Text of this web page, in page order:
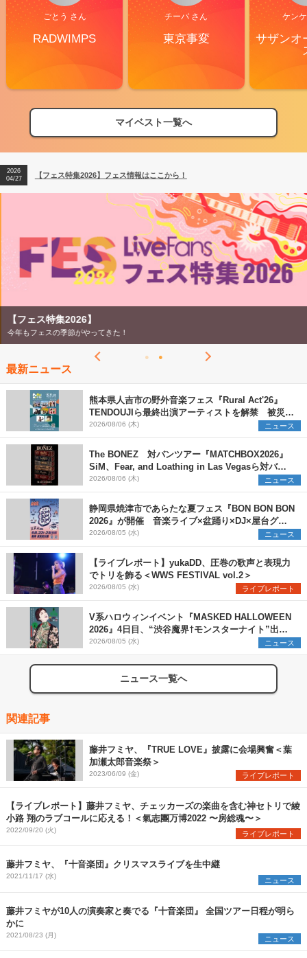
ごとう さん
RADWIMPS
チーバ さん
東京事変
ケン
サザンオ
マイベスト一覧へ
【フェス特集2026】フェス情報はここから！
【ライブ動員ランキング】2026年上半期編発表！
2026
04/27
【フェス特集2026】フェス情報はここから！
2026
【ライブ動員ランキング】2026年上半期編発表！
【フェス特集2026】
今年もフェスの季節がやってきた！
最新ニュース
熊本県人吉市の野外音楽フェス『Rural Act'26』
TENDOUJIら最終出演アーティストを解禁 被災地
支援プロジェクトの始動も発表
2026/08/06 (木) ニュース
The BONEZ 対バンツアー『MATCHBOX2026』
SiM、Fear, and Loathing in Las Vegasら対バン
アーティストを一斉解禁
2026/08/06 (木) ニュース
静岡県焼津市であらたな夏フェス『BON BON BON
2026』が開催 音楽ライブ×盆踊り×DJ×屋台グル
メ×ランタンナイトで彩る2日間
2026/08/05 (水) ニュース
【ライブレポート】yukaDD、圧巻の歌声と表現力
でトリを飾る＜WWS FESTIVAL vol.2＞
2026/08/05 (水) ライブレポート
V系ハロウィンイベント『MASKED HALLOWEEN
2026』4日目、“渋谷魔界†モンスターナイト”出演6
組を発表
2026/08/05 (水) ニュース
ニュース一覧へ
関連記事
藤井フミヤ、『TRUE LOVE』披露に会場興奮＜葉
加瀬太郎音楽祭＞
2023/06/09 (金) ライブレポート
【ライブレポート】藤井フミヤ、チェッカーズの楽曲を含む神セトリで綾
小路 翔のラブコールに応える！＜氣志團万博2022 〜房総魂〜＞
2022/09/20 (火) ライブレポート
藤井フミヤ、『十音楽団』クリスマスライブを生中継
2021/11/17 (水) ニュース
藤井フミヤが10人の演奏家と奏でる『十音楽団』 全国ツアー日程が明ら
かに
2021/08/23 (月) ニュース